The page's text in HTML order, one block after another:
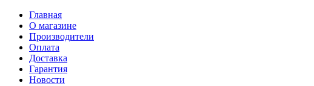
Главная
О магазине
Производители
Оплата
Доставка
Гарантия
Новости